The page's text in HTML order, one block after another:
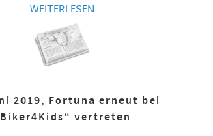
WEITERLESEN
2019, Fortuna erneut bei
vertreten